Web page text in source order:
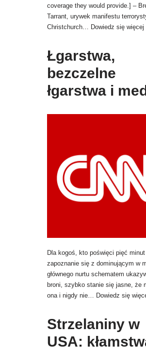
coverage they would provide.] –
Tarrant, urywek manifestu
Christchurch…
Dowiedz się więcej
Łgarstwa,
bezczelne
łgarstwa i
Dla kogoś, kto poświęci pięć
zapoznanie się z dominującym w
głównego nurtu schematem
broni, szybko stanie się jasne, że
ona i nigdy nie…
Dowiedz się
Strzelaniny w
USA: